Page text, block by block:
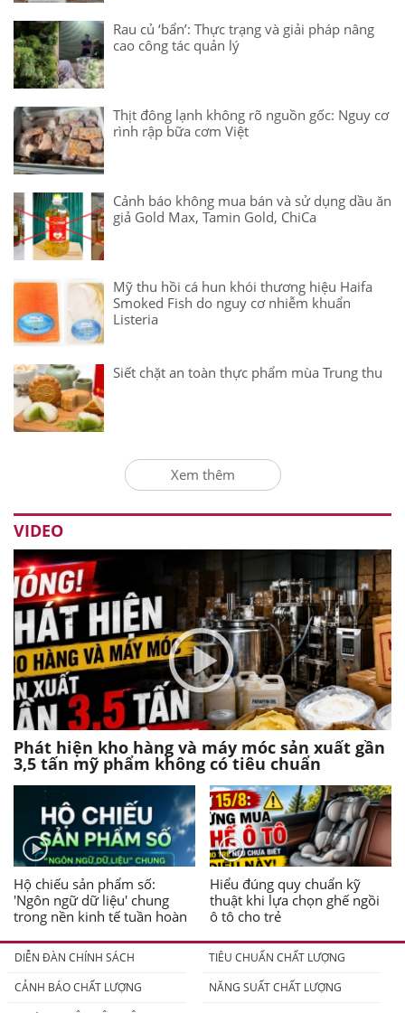
Rau củ ‘bẩn’: Thực trạng và giải pháp nâng
cao công tác quản lý
Thịt đông lạnh không rõ nguồn gốc: Nguy cơ
rình rập bữa cơm Việt
Cảnh báo không mua bán và sử dụng dầu ăn
giả Gold Max, Tamin Gold, ChiCa
Mỹ thu hồi cá hun khói thương hiệu Haifa
Smoked Fish do nguy cơ nhiễm khuẩn
Listeria
Siết chặt an toàn thực phẩm mùa Trung thu
Xem thêm
VIDEO
Phát hiện kho hàng và máy móc sản xuất gần
3,5 tấn mỹ phẩm không có tiêu chuẩn
Hộ chiếu sản phẩm số:
'Ngôn ngữ dữ liệu' chung
trong nền kinh tế tuần hoàn
Hiểu đúng quy chuẩn kỹ
thuật khi lựa chọn ghế ngồi
ô tô cho trẻ
DIỄN ĐÀN CHÍNH SÁCH
TIÊU CHUẨN CHẤT LƯỢNG
CẢNH BÁO CHẤT LƯỢNG
NĂNG SUẤT CHẤT LƯỢNG